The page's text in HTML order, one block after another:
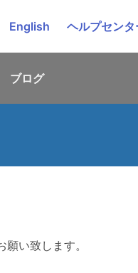
English ヘルプセンタ
ブログ
い致します。